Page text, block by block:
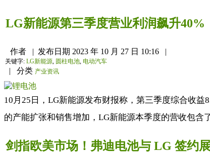
LG新能源第三季度营业利润飙升40%
作者 | 发布日期 2023 年 10 月 27 日 10:16 |
关键字: LG新能源, 圆柱电池, 电动汽车
| 分类 产业资讯
10月25日，LG新能源发布财报称，第三季度综合收
的产能扩张和销售增加，LG新能源本季度的营收包含
剑指欧美市场！弗迪电池与 LG 签约